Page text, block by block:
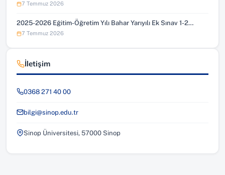
7 Temmuz 2026
2025-2026 Eğitim-Öğretim Yılı Bahar Yarıyılı Ek Sınav 1-2…
7 Temmuz 2026
İletişim
0368 271 40 00
bilgi@sinop.edu.tr
Sinop Üniversitesi, 57000 Sinop